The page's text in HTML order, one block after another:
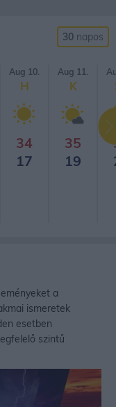
30 napos
Aug 10.
H
34
17
Aug 11.
K
35
19
a
ismeretek
esetben
szintű